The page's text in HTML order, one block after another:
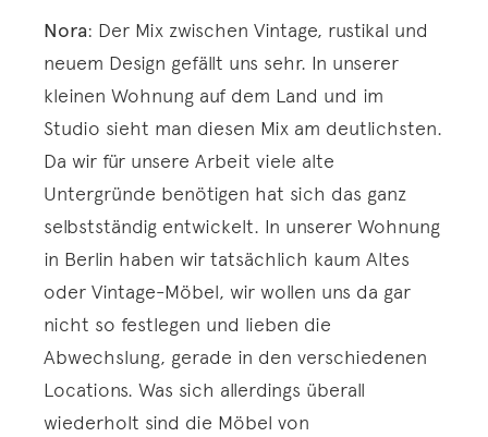
Nora: Der Mix zwischen Vintage, rustikal und
neuem Design gefällt uns sehr. In unserer
kleinen Wohnung auf dem Land und im
Studio sieht man diesen Mix am deutlichsten.
Da wir für unsere Arbeit viele alte
Untergründe benötigen hat sich das ganz
selbstständig entwickelt. In unserer Wohnung
in Berlin haben wir tatsächlich kaum Altes
oder Vintage-Möbel, wir wollen uns da gar
nicht so festlegen und lieben die
Abwechslung, gerade in den verschiedenen
Locations. Was sich allerdings überall
wiederholt sind die Möbel von